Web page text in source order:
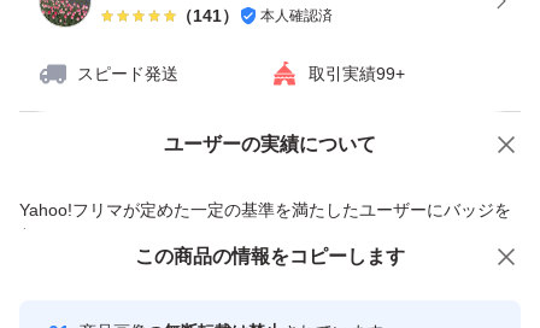
（141） 本人確認済
スピード発送 取引実績99+
ユーザーの実績について
Yahoo!フリマが定めた一定の基準を満たしたユーザーにバッジを
付与しています
価格の相談 商品への質問
この商品の情報をコピーします
この商品をみている人にオススメ